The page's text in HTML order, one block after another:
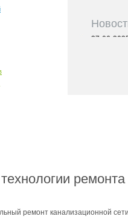
27-06-
29-04-
22-07-2014
ремонта
ремонт канализационной